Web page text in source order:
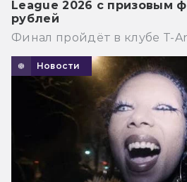
League 2026 с призовым
рублей
Финал пройдёт в клубе T-
Новости